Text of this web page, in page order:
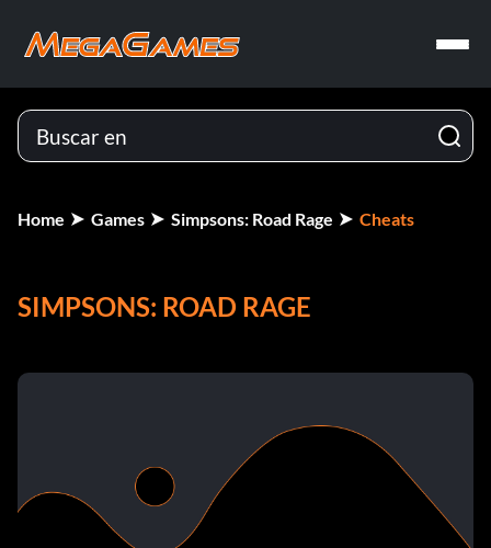
Home Games Simpsons: Road Rage Cheats
SIMPSONS: ROAD RAGE